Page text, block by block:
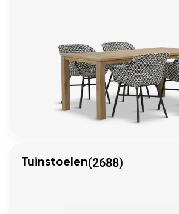
Tuinstoelen(2688)